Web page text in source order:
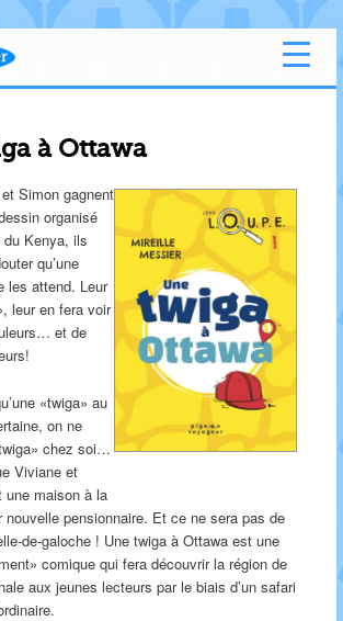
à Ottawa
Simon gagnent
organisé
du Kenya, ils
qu’une
les attend. Leur
leur en fera voir
et de
«twiga» au
on ne
chez soi…
Viviane et
une maison à la
nouvelle pensionnaire. Et ce ne sera pas de
de-galoche ! Une twiga à Ottawa est une
comique qui fera découvrir la région de
aux jeunes lecteurs par le biais d’un safari